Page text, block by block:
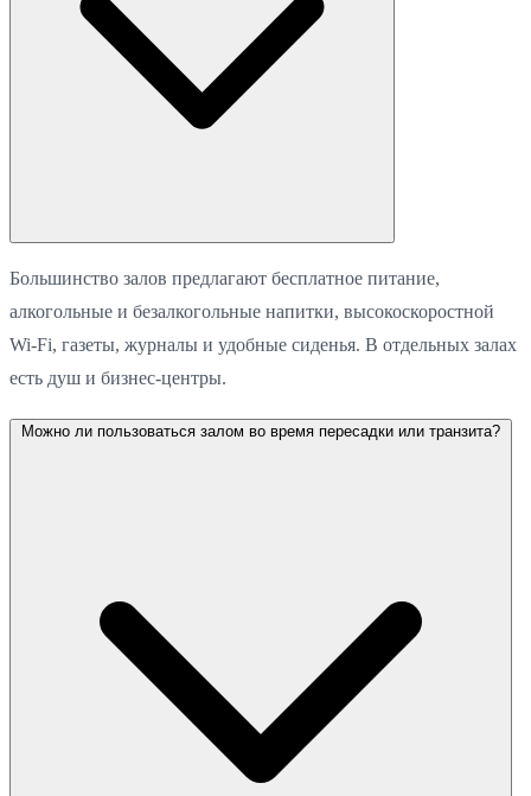
Большинство залов предлагают бесплатное питание,
алкогольные и безалкогольные напитки, высокоскоростной
Wi-Fi, газеты, журналы и удобные сиденья. В отдельных залах
есть душ и бизнес-центры.
Можно ли пользоваться залом во время пересадки или транзита?